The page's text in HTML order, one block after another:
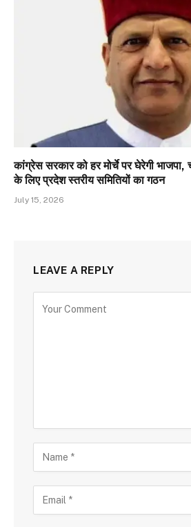
कांग्रेस सरकार को हर मोर्चे पर घेरेगी
के लिए प्रदेश स्तरीय समितियों का गठन
July 15, 2026
LEAVE A REPLY